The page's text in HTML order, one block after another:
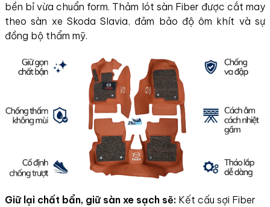
bền bỉ vừa chuẩn form. Thảm lót sàn Fiber được cắt may
theo sàn xe Skoda Slavia, đảm bảo độ ôm khít và sự
đồng bộ thẩm mỹ.
Giữ lại chất bẩn, giữ sàn xe sạch sẽ: Kết cấu sợi Fiber